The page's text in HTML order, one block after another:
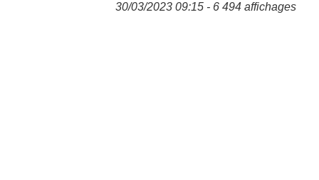
30/03/2023 09:15 - 6 494 affichages